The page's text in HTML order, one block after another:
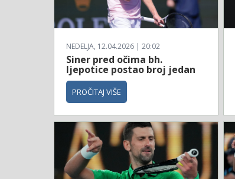
NEDELJA, 12.04.2026 | 20:02
Siner pred očima bh.
ljepotice postao broj jedan
PROČITAJ VIŠE